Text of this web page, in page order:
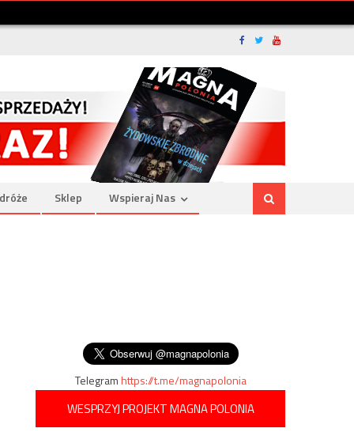
Sklep Wspieraj Nas
Telegramhttps://t.me/magnapolonia
WESPRZYJ PROJEKT MAGNA POLONIA